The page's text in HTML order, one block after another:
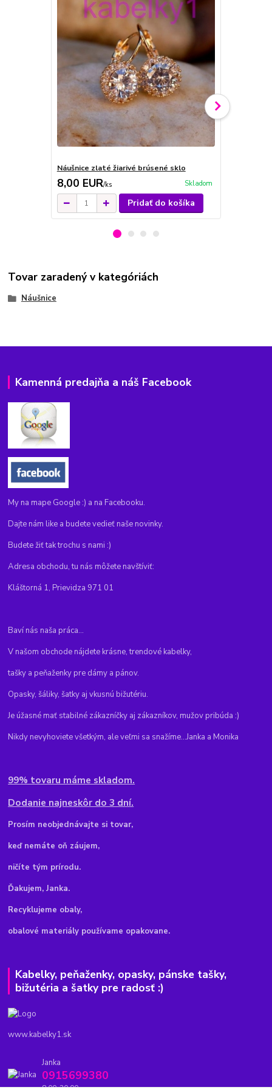
Náušnice zlaté žiarivé brúsené sklo
8,00 EUR/ks Skladom
Pridať do košíka
Tovar zaradený v kategóriách
Náušnice
Kamenná predajňa a náš Facebook
My na mape Google :) a na Facebooku.
Dajte nám like a budete vedieť naše novinky.
Budete žiť tak trochu s nami :)
Adresa obchodu, tu nás môžete navštíviť:
Kláštorná 1, Prievidza 971 01
Baví nás naša práca...
V našom obchode nájdete krásne, trendové kabelky,
tašky a peňaženky pre dámy a pánov.
Opasky, šáliky, šatky aj vkusnú bižutériu.
Je úžasné mať stabilné zákazníčky aj zákazníkov, mužov pribúda :)
Nikdy nevyhoviete všetkým, ale veľmi sa snažíme...Janka a Monika
99% tovaru máme skladom.
Dodanie najneskôr do 3 dní.
Prosím neobjednávajte si tovar,
keď nemáte oň záujem,
ničíte tým prírodu.
Ďakujem, Janka.
Recyklujeme obaly,
obalové materiály používame opakovane.
Kabelky, peňaženky, opasky, pánske tašky,
bižutéria a šatky pre radosť :)
www.kabelky1.sk
Janka
0915699380
8.00-20.00